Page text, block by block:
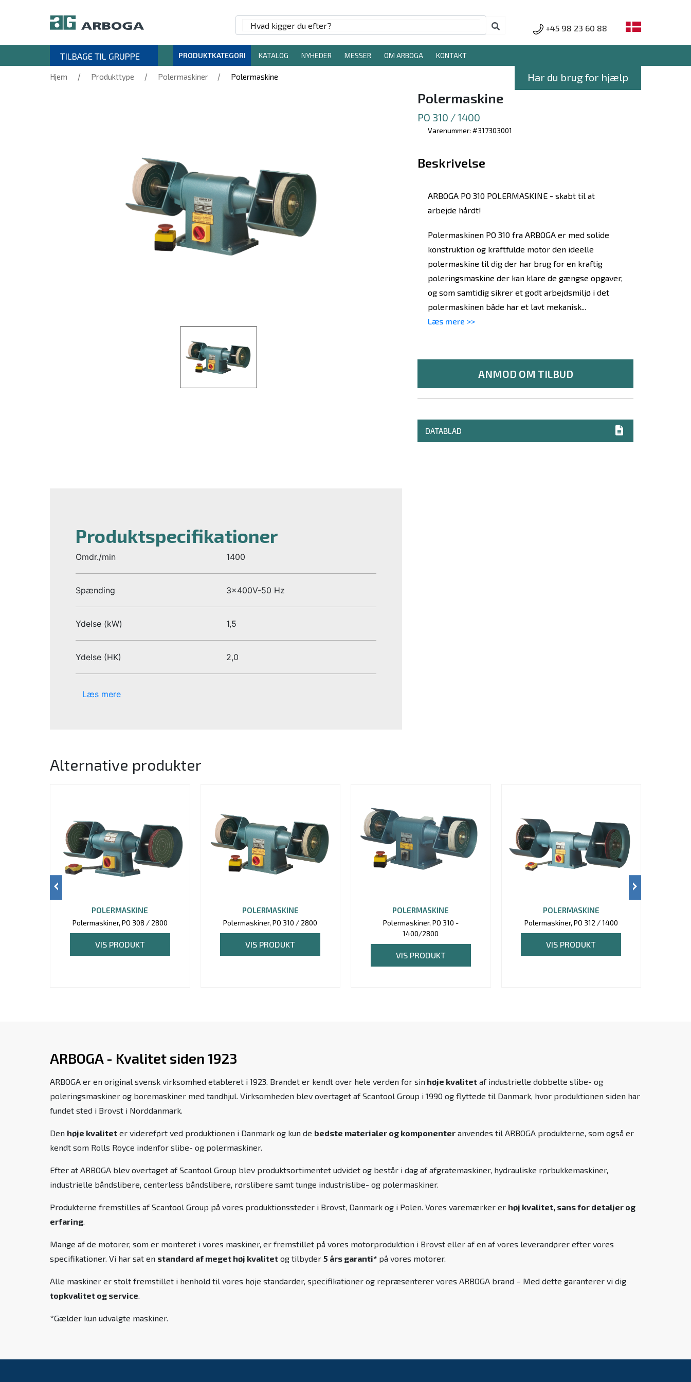
+45 98 23 60 88
TILBAGE TIL GRUPPE PRODUKTKATEGORI KATALOG NYHEDER MESSER OM ARBOGA KONTAKT
Hjem / Produkttype / Polermaskiner / Polermaskine Har du brug for hjælp
Polermaskine
PO 310 / 1400
Varenummer: #317303001
Beskrivelse
ARBOGA PO 310 POLERMASKINE - skabt til at
arbejde hårdt!
Polermaskinen PO 310 fra ARBOGA er med solide
konstruktion og kraftfulde motor den ideelle
polermaskine til dig der har brug for en kraftig
poleringsmaskine der kan klare de gængse opgaver,
og som samtidig sikrer et godt arbejdsmiljø i det
polermaskinen både har et lavt mekanisk...
Læs mere >>
ANMOD OM TILBUD
DATABLAD
Produktspecifikationer
Omdr./min 1400
Spænding 3x400V-50 Hz
Ydelse (kW) 1,5
Ydelse (HK) 2,0
Læs mere
Alternative produkter
POLERMASKINE
Polermaskiner, PO 308 / 2800
VIS PRODUKT
POLERMASKINE
Polermaskiner, PO 310 / 2800
VIS PRODUKT
POLERMASKINE
Polermaskiner, PO 310 -
1400/2800
VIS PRODUKT
POLERMASKINE
Polermaskiner, PO 312 / 1400
VIS PRODUKT
ARBOGA - Kvalitet siden 1923
ARBOGA er en original svensk virksomhed etableret i 1923. Brandet er kendt over hele verden for sin høje kvalitet af industrielle dobbelte slibe- og
poleringsmaskiner og boremaskiner med tandhjul. Virksomheden blev overtaget af Scantool Group i 1990 og flyttede til Danmark, hvor produktionen siden har
fundet sted i Brovst i Norddanmark.
Den høje kvalitet er videreført ved produktionen i Danmark og kun de bedste materialer og komponenter anvendes til ARBOGA produkterne, som også er
kendt som Rolls Royce indenfor slibe- og polermaskiner.
Efter at ARBOGA blev overtaget af Scantool Group blev produktsortimentet udvidet og består i dag af afgratemaskiner, hydrauliske rørbukkemaskiner,
industrielle båndslibere, centerless båndslibere, rørslibere samt tunge industrislibe- og polermaskiner.
Produkterne fremstilles af Scantool Group på vores produktionssteder i Brovst, Danmark og i Polen. Vores varemærker er høj kvalitet, sans for detaljer og
erfaring.
Mange af de motorer, som er monteret i vores maskiner, er fremstillet på vores motorproduktion i Brovst eller af en af vores leverandører efter vores
specifikationer. Vi har sat en standard af meget høj kvalitet og tilbyder 5 års garanti* på vores motorer.
Alle maskiner er stolt fremstillet i henhold til vores høje standarder, specifikationer og repræsenterer vores ARBOGA brand – Med dette garanterer vi dig
topkvalitet og service.
*Gælder kun udvalgte maskiner.